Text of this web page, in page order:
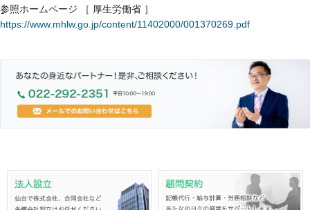
参照ホームページ ［ 厚生労働省 ］
https://www.mhlw.go.jp/content/11402000/001370269.pdf